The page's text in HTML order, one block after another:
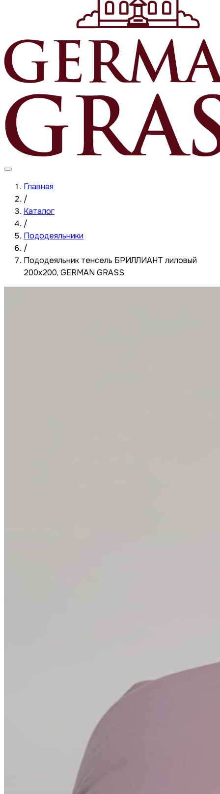
Главная
/
Каталог
/
Пододеяльники
/
Пододеяльник тенсель БРИЛЛИАНТ лиловый
200x200, GERMAN GRASS